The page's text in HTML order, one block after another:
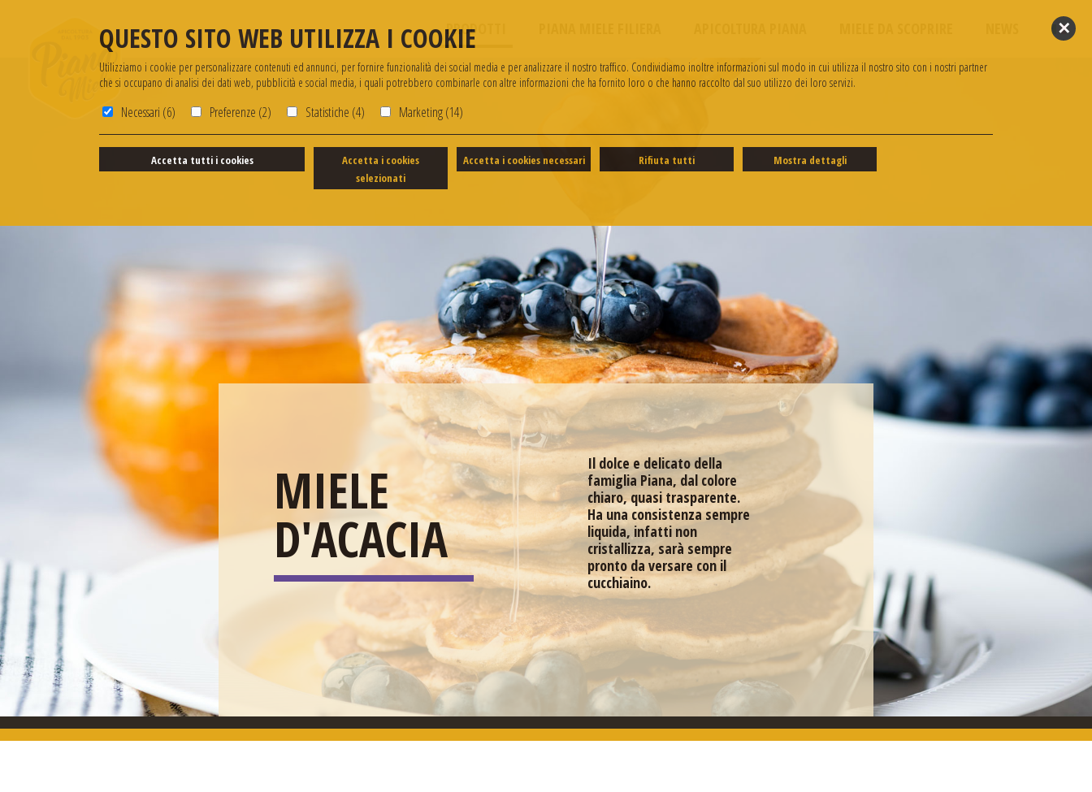
✕
QUESTO SITO WEB UTILIZZA I COOKIE
Utilizziamo i cookie per personalizzare contenuti ed annunci, per fornire funzionalità dei social media e per analizzare il nostro traffico. Condividiamo inoltre informazioni sul modo in cui utilizza il nostro sito con i nostri partner
che si occupano di analisi dei dati web, pubblicità e social media, i quali potrebbero combinarle con altre informazioni che ha fornito loro o che hanno raccolto dal suo utilizzo dei loro servizi.
Necessari (6) Preferenze (2) Statistiche (4) Marketing (14)
Accetta tutti i cookies
Accetta i cookies
selezionati
Accetta i cookies necessari Rifiuta tutti Mostra dettagli
PRODOTTI
MIELE
D'ACACIA
Il dolce e delicato della
famiglia Piana, dal colore
chiaro, quasi trasparente.
Ha una consistenza sempre
liquida, infatti non
cristallizza, sarà sempre
pronto da versare con il
cucchiaino.